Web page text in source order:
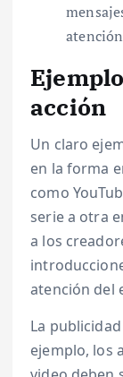
acción
Un claro
en la forma
como
serie a otra
a los
atención del
La
ejemplo, los